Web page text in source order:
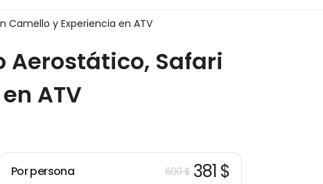
Camello y Experiencia en ATV
Aerostático, Safari
ATV
Por persona 600 $ 381 $